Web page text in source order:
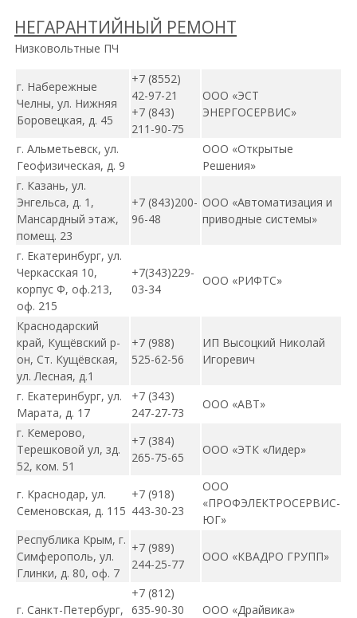
НЕГАРАНТИЙНЫЙ РЕМОНТ
Низковольтные ПЧ
г. Набережные
Челны, ул. Нижняя
Боровецкая, д. 45
+7 (8552)
42-97-21
+7 (843)
211-90-75
ООО «ЭСТ
ЭНЕРГОСЕРВИС»
г. Альметьевск, ул.
Геофизическая, д. 9
ООО «Открытые
Решения»
г. Казань, ул.
Энгельса, д. 1,
Мансардный этаж,
помещ. 23
+7 (843)200-
96-48
ООО «Автоматизация и
приводные системы»
г. Екатеринбург, ул.
Черкасская 10,
корпус Ф, оф.213,
оф. 215
+7(343)229-
03-34
ООО «РИФТС»
Краснодарский
край, Кущёвский р-
он, Ст. Кущёвская,
ул. Лесная, д.1
+7 (988)
525-62-56
ИП Высоцкий Николай
Игоревич
г. Екатеринбург, ул.
Марата, д. 17
+7 (343)
247-27-73
ООО «АВТ»
г. Кемерово,
Терешковой ул, зд.
52, ком. 51
+7 (384)
265-75-65
ООО «ЭТК «Лидер»
г. Краснодар, ул.
Семеновская, д. 115
+7 (918)
443-30-23
ООО
«ПРОФЭЛЕКТРОСЕРВИС-
ЮГ»
Республика Крым, г.
Симферополь, ул.
Глинки, д. 80, оф. 7
+7 (989)
244-25-77
ООО «КВАДРО ГРУПП»
г. Санкт-Петербург,
+7 (812)
635-90-30
ООО «Драйвика»